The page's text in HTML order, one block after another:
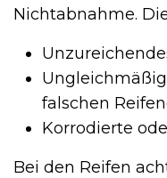
Nichtabnahme.
falschen
Korrodierte
Bei den Reifen